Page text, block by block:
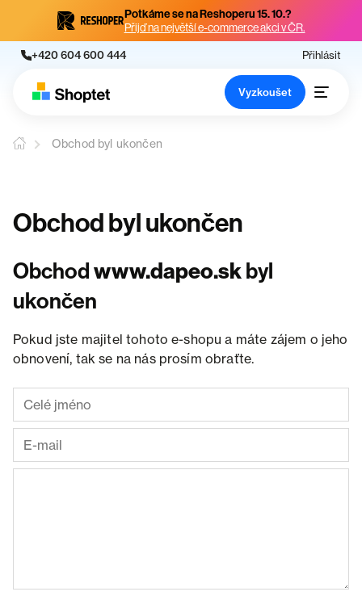
Potkáme se na Reshoperu 15. 10.?
Přijď na největší e-commerce akci v ČR.
+420 604 600 444 Přihlásit
Vyzkoušet
Obchod byl ukončen
Obchod byl ukončen
Obchodwww.dapeo.skbyl
ukončen
Pokud jste majitel tohoto e-shopu a máte zájem o jeho
obnovení, tak se na nás prosím obraťte.